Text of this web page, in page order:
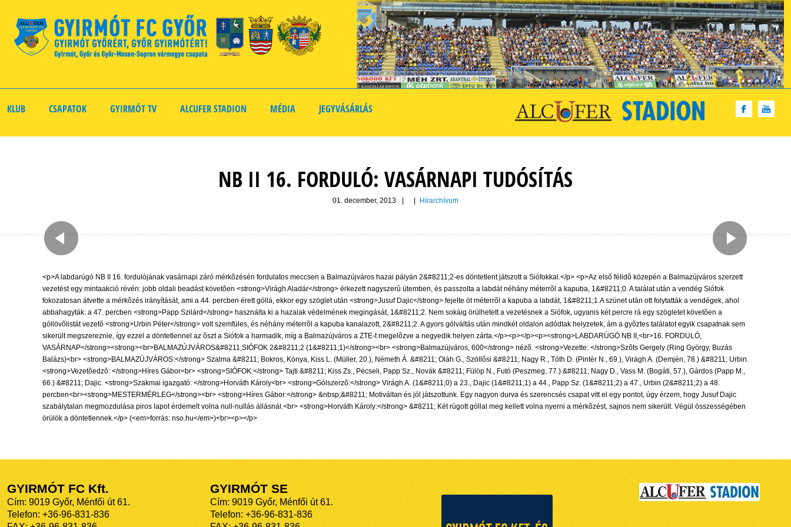
KLUB CSAPATOK GYIRMÓT TV ALCUFER STADION MÉDIA JEGYVÁSÁRLÁS
NB II 16. FORDULÓ: VASÁRNAPI TUDÓSÍTÁS
01. december, 2013 Hírarchívum
<p>A labdarúgó NB II 16. fordulójának vasárnapi záró mérkõzésén fordulatos meccsen a Balmazújváros hazai pályán 2&#8211;2-es döntetlent játszott a Siófokkal.</p> <p>Az elsõ félidõ közepén a Balmazújváros szerzett
vezetést egy mintaakció révén: jobb oldali beadást követõen <strong>Virágh Aladár</strong> érkezett nagyszerû ütemben, és passzolta a labdát néhány méterrõl a kapuba, 1&#8211;0. A találat után a vendég Siófok
fokozatosan átvette a mérkõzés irányítását, ami a 44. percben érett góllá, ekkor egy szöglet után <strong>Jusuf Dajic</strong> fejelte öt méterrõl a kapuba a labdát, 1&#8211;1.A szünet után ott folytatták a vendégek, ahol
abbahagyták: a 47. percben <strong>Papp Szilárd</strong> használta ki a hazaiak védelmének megingását, 1&#8211;2. Nem sokáig örülhetett a vezetésnek a Siófok, ugyanis két percre rá egy szögletet követõen a
góllövõlistát vezetõ <strong>Urbin Péter</strong> volt szemfüles, és néhány méterrõl a kapuba kanalazott, 2&#8211;2. A gyors gólváltás után mindkét oldalon adódtak helyzetek, ám a gyõztes találatot egyik csapatnak sem
sikerült megszereznie, így ezzel a döntetlennel az õszt a Siófok a harmadik, míg a Balmazújváros a ZTE-t megelõzve a negyedik helyen zárta.</p><p></p><p><strong>LABDARÚGÓ NB II,<br>16. FORDULÓ,
VASÁRNAP</strong><strong><br>BALMAZÚJVÁROS&#8211;SIÓFOK 2&#8211;2 (1&#8211;1)</strong><br> <strong>Balmazújváros, 600</strong> nézõ. <strong>Vezette: </strong>Szõts Gergely (Ring György, Buzás
Balázs)<br> <strong>BALMAZÚJVÁROS:</strong> Szalma &#8211; Bokros, Kónya, Kiss L. (Müller, 20.), Németh Á. &#8211; Oláh G., Szöllõsi &#8211; Nagy R., Tóth D. (Pintér N., 69.), Virágh A. (Demjén, 78.) &#8211; Urbin.
<strong>Vezetõedzõ: </strong>Híres Gábor<br> <strong>SIÓFOK:</strong> Tajti &#8211; Kiss Zs., Pécseli, Papp Sz., Novák &#8211; Fülöp N., Futó (Peszmeg, 77.) &#8211; Nagy D., Vass M. (Bogáti, 57.), Gárdos (Papp M.,
66.) &#8211; Dajic. <strong>Szakmai igazgató: </strong>Horváth Károly<br> <strong>Gólszerzõ:</strong> Virágh A. (1&#8211;0) a 23., Dajic (1&#8211;1) a 44., Papp Sz. (1&#8211;2) a 47., Urbin (2&#8211;2) a 48.
percben<br><strong>MESTERMÉRLEG</strong><br> <strong>Híres Gábor:</strong> &nbsp;&#8211; Motiváltan és jól játszottunk. Egy nagyon durva és szerencsés csapat vitt el egy pontot, úgy érzem, hogy Jusuf Dajic
szabálytalan megmozdulása piros lapot érdemelt volna null-nullás állásnál.<br> <strong>Horváth Károly:</strong> &#8211; Két rúgott góllal meg kellett volna nyerni a mérkõzést, sajnos nem sikerült. Végül összességében
örülök a döntetlennek.</p> (<em>forrás: nso.hu</em>)<br><p></p>
GYIRMÓT FC Kft.
Cím: 9019 Győr, Ménfői út 61.
Telefon: +36-96-831-836
GYIRMÓT SE
Cím: 9019 Győr, Ménfői út 61.
Telefon: +36-96-831-836